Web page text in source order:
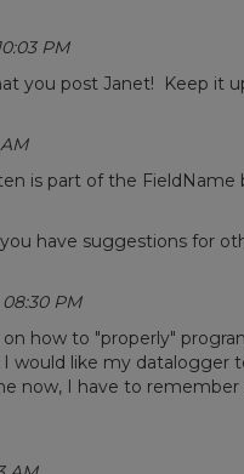
PM
you post Janet! Keep it
is part of the
have suggestions for
PM
how to "properly"
would like my datalogger
now, I have to